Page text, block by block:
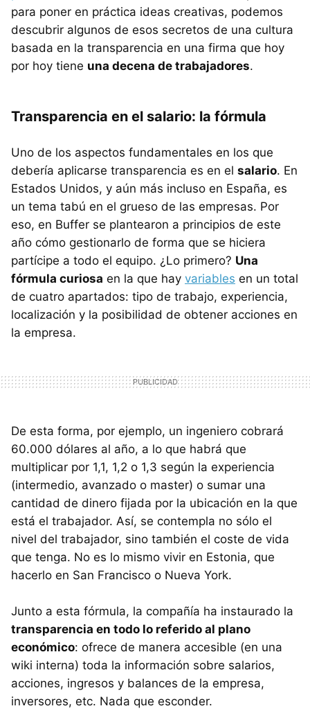
para poner en práctica ideas creativas, podemos
descubrir algunos de esos secretos de una cultura
basada en la transparencia en una firma que hoy
por hoy tiene una decena de trabajadores.
Transparencia en el salario: la fórmula
Uno de los aspectos fundamentales en los que
debería aplicarse transparencia es en el salario. En
Estados Unidos, y aún más incluso en España, es
un tema tabú en el grueso de las empresas. Por
eso, en Buffer se plantearon a principios de este
año cómo gestionarlo de forma que se hiciera
partícipe a todo el equipo. ¿Lo primero? Una
fórmula curiosa en la que hay variables en un total
de cuatro apartados: tipo de trabajo, experiencia,
localización y la posibilidad de obtener acciones en
la empresa.
De esta forma, por ejemplo, un ingeniero cobrará
60.000 dólares al año, a lo que habrá que
multiplicar por 1,1, 1,2 o 1,3 según la experiencia
(intermedio, avanzado o master) o sumar una
cantidad de dinero fijada por la ubicación en la que
está el trabajador. Así, se contempla no sólo el
nivel del trabajador, sino también el coste de vida
que tenga. No es lo mismo vivir en Estonia, que
hacerlo en San Francisco o Nueva York.
Junto a esta fórmula, la compañía ha instaurado la
transparencia en todo lo referido al plano
económico: ofrece de manera accesible (en una
wiki interna) toda la información sobre salarios,
acciones, ingresos y balances de la empresa,
inversores, etc. Nada que esconder.